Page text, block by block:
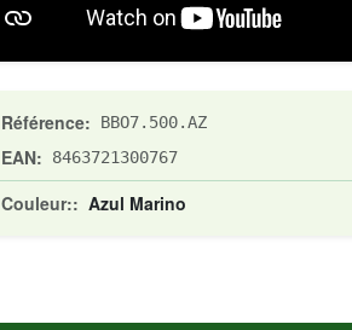
Référence: BBO7.500.AZ
EAN: 8463721300767
Couleur:: Azul Marino